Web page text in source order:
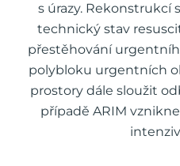
s úrazy. Rekonstrukcí
technický stav
přestěhování
polybloku urgentních
prostory dále sloužit
případě ARIM